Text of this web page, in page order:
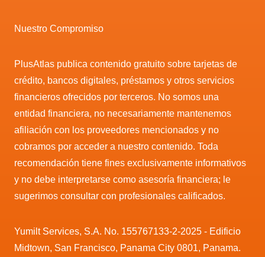
Nuestro Compromiso
PlusAtlas publica contenido gratuito sobre tarjetas de
crédito, bancos digitales, préstamos y otros servicios
financieros ofrecidos por terceros. No somos una
entidad financiera, no necesariamente mantenemos
afiliación con los proveedores mencionados y no
cobramos por acceder a nuestro contenido. Toda
recomendación tiene fines exclusivamente informativos
y no debe interpretarse como asesoría financiera; le
sugerimos consultar con profesionales calificados.
Yumilt Services, S.A. No. 155767133-2-2025 - Edificio
Midtown, San Francisco, Panama City 0801, Panama.